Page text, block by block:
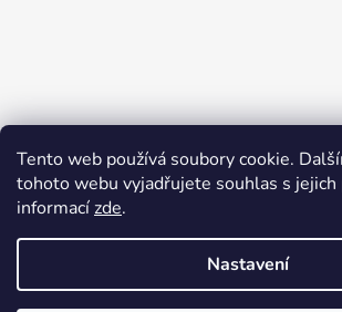
Tento web používá soubory cookie.
tohoto webu vyjadřujete souhlas s jejich
informacízde.
Nastavení
Jak nakupovat
Obchodní
Podpoř nás na YouTube